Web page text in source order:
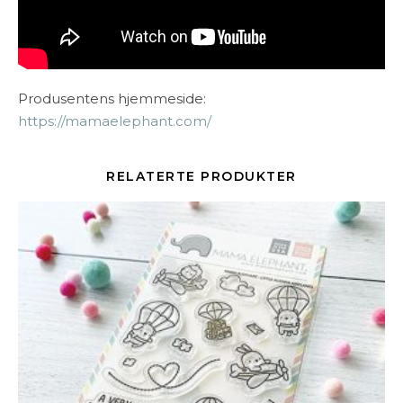
Produsentens hjemmeside:
https://mamaelephant.com/
RELATERTE PRODUKTER